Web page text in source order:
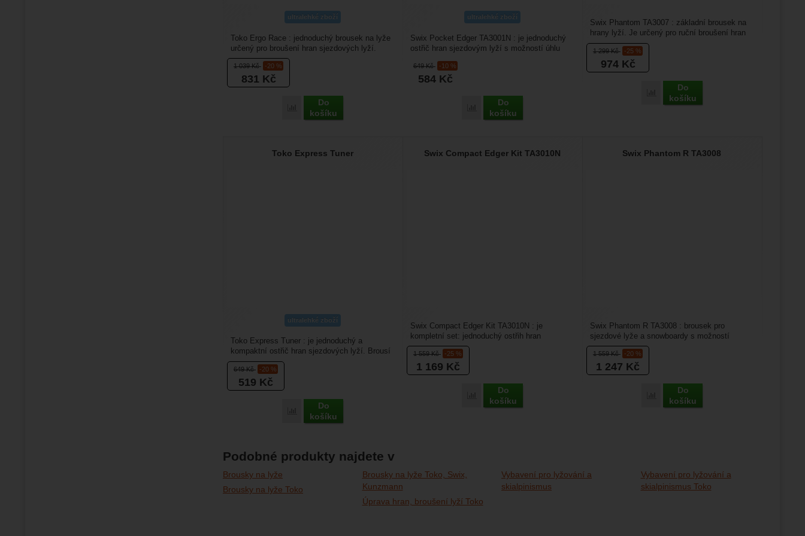
ultralehké zboží
1 039Kč -20 %
831 Kč
Porovnat
Do
košíku
Toko Ergo Race : jednoduchý brousek na lyže
určený pro broušení hran sjezdových lyží.
Nabrousíte s ním...
ultralehké zboží
649Kč -10 %
584 Kč
Porovnat
Do
košíku
Swix Pocket Edger TA3001N : je jednoduchý
ostřič hran sjezdovým lyží s možností úhlu
1 299Kč -25 %
974 Kč
Porovnat
Do
košíku
Swix Phantom TA3007 : základní brousek na
hrany lyží. Je určený pro ruční broušení hran
sjezdových lyží...
Toko Express Tuner
ultralehké zboží
649Kč -20 %
519 Kč
Porovnat
Do
košíku
Toko Express Tuner : je jednoduchý a
kompaktní ostřič hran sjezdových lyží. Brousí
hrany na lyžích z...
Swix Compact Edger Kit TA3010N
1 559Kč -25 %
1 169 Kč
Porovnat
Do
košíku
Swix Compact Edger Kit TA3010N : je
kompletní set: jednoduchý ostřih hran
sjezdovým lyží s možností úhlu...
Swix Phantom R TA3008
1 559Kč -20 %
1 247 Kč
Porovnat
Do
košíku
Swix Phantom R TA3008 : brousek pro
sjezdové lyže a snowboardy s možností
nastavení úhlu broušení. Je...
Podobné produkty najdete v
Brousky na lyže
Brousky na lyže Toko
Brousky na lyže Toko, Swix,
Kunzmann
Úprava hran, broušení lyží Toko
Vybavení pro lyžování a
skialpinismus
Vybavení pro lyžování a
skialpinismus Toko